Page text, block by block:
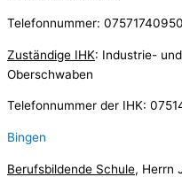
Telefonnummer:
Zuständige IHK: Industrie-
Oberschwaben
Telefonnummer der IHK:
Bingen
Berufsbildende Schule, Herrn